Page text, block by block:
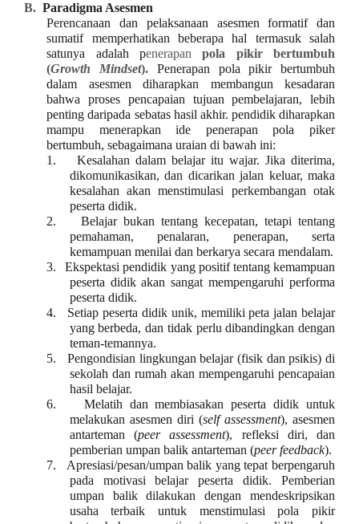
B. Paradigma Asesmen
Perencanaan dan pelaksanaan asesmen formatif dan
sumatif memperhatikan beberapa hal termasuk salah
satunya adalah penerapan pola pikir bertumbuh
(Growth Mindset). Penerapan pola pikir bertumbuh
dalam asesmen diharapkan membangun kesadaran
bahwa proses pencapaian tujuan pembelajaran, lebih
penting daripada sebatas hasil akhir. pendidik diharapkan
mampu menerapkan ide penerapan pola piker
bertumbuh, sebagaimana uraian di bawah ini:
1.
Kesalahan dalam belajar itu wajar. Jika diterima,
dikomunikasikan, dan dicarikan jalan keluar, maka
kesalahan akan menstimulasi perkembangan otak
peserta didik.
2.
Belajar bukan tentang kecepatan, tetapi tentang
pemahaman, penalaran, penerapan, serta
kemampuan menilai dan berkarya secara mendalam.
3.
Ekspektasi pendidik yang positif tentang kemampuan
peserta didik akan sangat mempengaruhi performa
peserta didik.
4.
Setiap peserta didik unik, memiliki peta jalan belajar
yang berbeda, dan tidak perlu dibandingkan dengan
teman-temannya.
5.
Pengondisian lingkungan belajar (fisik dan psikis) di
sekolah dan rumah akan mempengaruhi pencapaian
hasil belajar.
6.
Melatih dan membiasakan peserta didik untuk
melakukan asesmen diri (self assessment), asesmen
antarteman (peer assessment), refleksi diri, dan
pemberian umpan balik antarteman (peer feedback).
7.
Apresiasi/pesan/umpan balik yang tepat berpengaruh
pada motivasi belajar peserta didik. Pemberian
umpan balik dilakukan dengan mendeskripsikan
usaha terbaik untuk menstimulasi pola pikir